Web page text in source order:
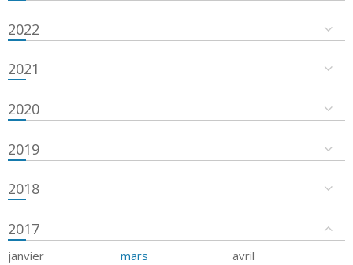
2022
2021
2020
2019
2018
2017
janvier mars
avril